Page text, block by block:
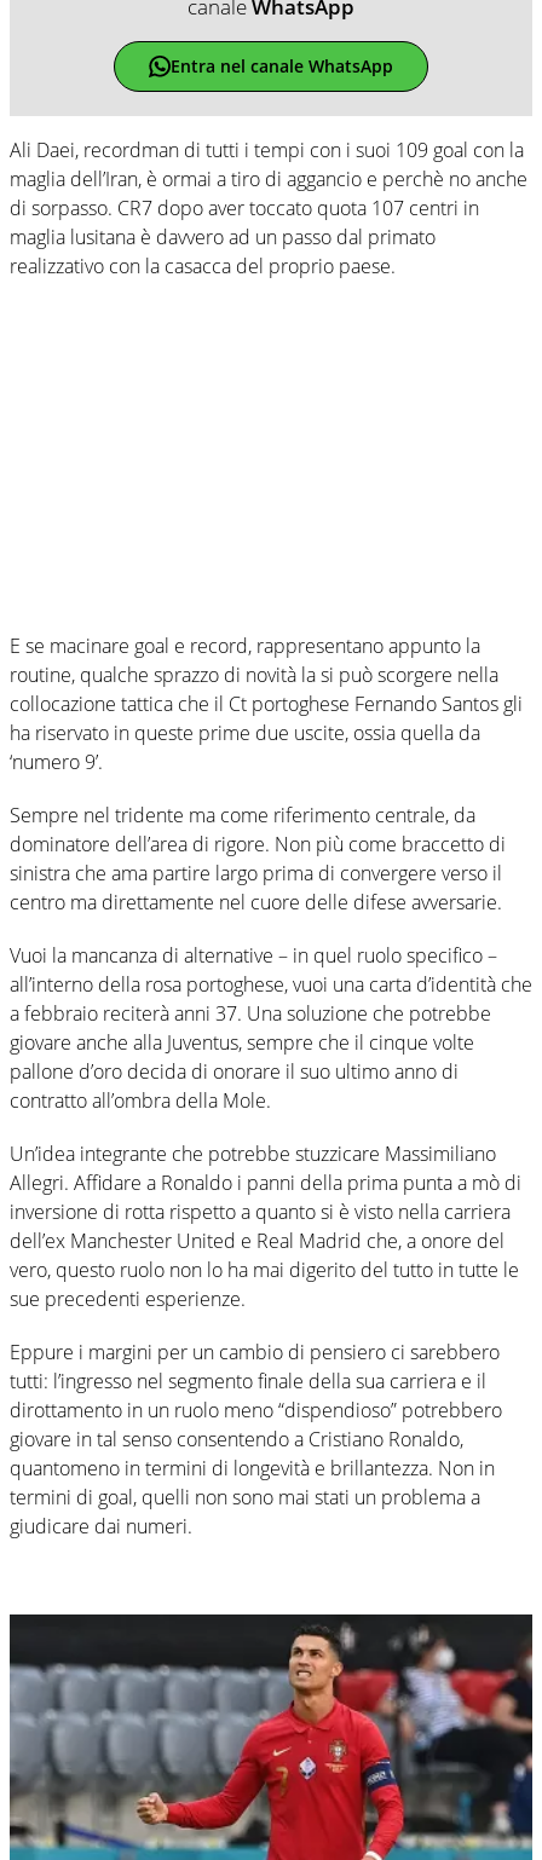
canaleWhatsApp
Entra nel canale WhatsApp
Ali Daei, recordman di tutti i tempi con i suoi 109 goal con la
maglia dell’Iran, è ormai a tiro di aggancio e perchè no anche
di sorpasso. CR7 dopo aver toccato quota 107 centri in
maglia lusitana è davvero ad un passo dal primato
realizzativo con la casacca del proprio paese.
E se macinare goal e record, rappresentano appunto la
routine, qualche sprazzo di novità la si può scorgere nella
collocazione tattica che il Ct portoghese Fernando Santos gli
ha riservato in queste prime due uscite, ossia quella da
‘numero 9’.
Sempre nel tridente ma come riferimento centrale, da
dominatore dell’area di rigore. Non più come braccetto di
sinistra che ama partire largo prima di convergere verso il
centro ma direttamente nel cuore delle difese avversarie.
Vuoi la mancanza di alternative – in quel ruolo specifico –
all’interno della rosa portoghese, vuoi una carta d’identità che
a febbraio reciterà anni 37. Una soluzione che potrebbe
giovare anche alla Juventus, sempre che il cinque volte
pallone d’oro decida di onorare il suo ultimo anno di
contratto all’ombra della Mole.
Un’idea integrante che potrebbe stuzzicare Massimiliano
Allegri. Affidare a Ronaldo i panni della prima punta a mò di
inversione di rotta rispetto a quanto si è visto nella carriera
dell’ex Manchester United e Real Madrid che, a onore del
vero, questo ruolo non lo ha mai digerito del tutto in tutte le
sue precedenti esperienze.
Eppure i margini per un cambio di pensiero ci sarebbero
tutti: l’ingresso nel segmento finale della sua carriera e il
dirottamento in un ruolo meno “dispendioso” potrebbero
giovare in tal senso consentendo a Cristiano Ronaldo,
quantomeno in termini di longevità e brillantezza. Non in
termini di goal, quelli non sono mai stati un problema a
giudicare dai numeri.